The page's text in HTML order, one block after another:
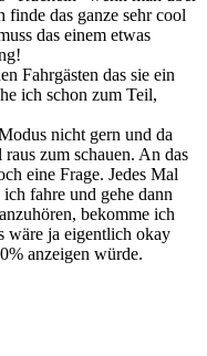
das ganze sehr cool
das einem etwas
Fahrgästen das sie ein
ich schon zum Teil,
nicht gern und da
zum schauen. An das
eine Frage. Jedes Mal
fahre und gehe dann
bekomme ich
wäre ja eigentlich okay
anzeigen würde.